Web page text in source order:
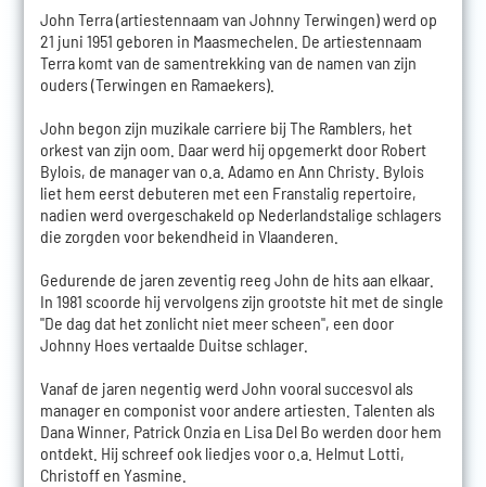
John Terra (artiestennaam van Johnny Terwingen) werd op
21 juni 1951 geboren in Maasmechelen. De artiestennaam
Terra komt van de samentrekking van de namen van zijn
ouders (Terwingen en Ramaekers).
John begon zijn muzikale carriere bij The Ramblers, het
orkest van zijn oom. Daar werd hij opgemerkt door Robert
Bylois, de manager van o.a. Adamo en Ann Christy. Bylois
liet hem eerst debuteren met een Franstalig repertoire,
nadien werd overgeschakeld op Nederlandstalige schlagers
die zorgden voor bekendheid in Vlaanderen.
Gedurende de jaren zeventig reeg John de hits aan elkaar.
In 1981 scoorde hij vervolgens zijn grootste hit met de single
"De dag dat het zonlicht niet meer scheen", een door
Johnny Hoes vertaalde Duitse schlager.
Vanaf de jaren negentig werd John vooral succesvol als
manager en componist voor andere artiesten. Talenten als
Dana Winner, Patrick Onzia en Lisa Del Bo werden door hem
ontdekt. Hij schreef ook liedjes voor o.a. Helmut Lotti,
Christoff en Yasmine.